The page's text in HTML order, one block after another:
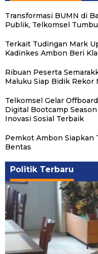
Transformasi BUMN di
Publik, Telkomsel
Terkait Tudingan Mark
Kadinkes Ambon Beri
Ribuan Peserta
Maluku Siap Bidik Rekor
Telkomsel Gelar
Digital Bootcamp
Inovasi Sosial Terbaik
Pemkot Ambon Siapkan
Bentas
Politik Terbaru